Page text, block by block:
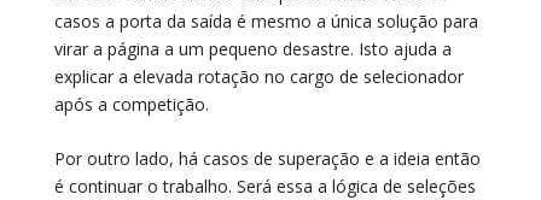
casos a porta da saída é mesmo a única solução para
virar a página a um pequeno desastre. Isto ajuda a
explicar a elevada rotação no cargo de selecionador
após a competição.
Por outro lado, há casos de superação e a ideia então
é continuar o trabalho. Será essa a lógica de seleções